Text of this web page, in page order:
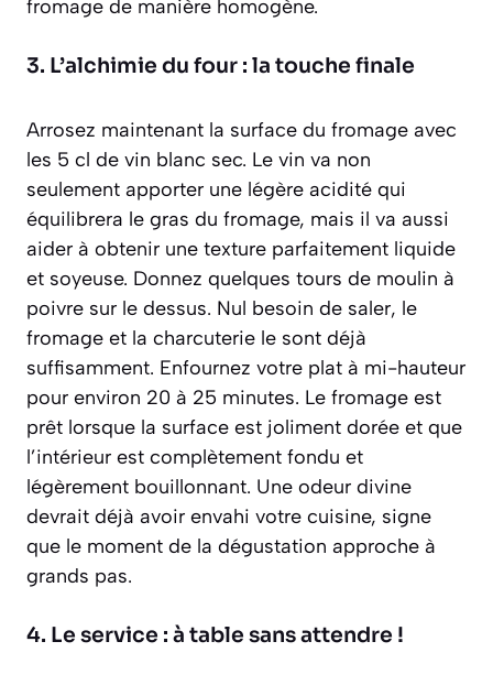
fromage de manière homogène.
3. L’alchimie du four : la touche finale
Arrosez maintenant la surface du fromage avec
les 5 cl de vin blanc sec. Le vin va non
seulement apporter une légère acidité qui
équilibrera le gras du fromage, mais il va aussi
aider à obtenir une texture parfaitement liquide
et soyeuse. Donnez quelques tours de moulin à
poivre sur le dessus. Nul besoin de saler, le
fromage et la charcuterie le sont déjà
suffisamment. Enfournez votre plat à mi-hauteur
pour environ 20 à 25 minutes. Le fromage est
prêt lorsque la surface est joliment dorée et que
l’intérieur est complètement fondu et
légèrement bouillonnant. Une odeur divine
devrait déjà avoir envahi votre cuisine, signe
que le moment de la dégustation approche à
grands pas.
4. Le service : à table sans attendre !